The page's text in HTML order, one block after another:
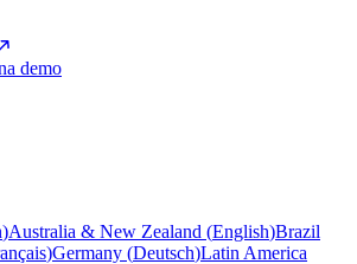
demo
)Australia & New Zealand (English)Brazil
)Germany (Deutsch)Latin America